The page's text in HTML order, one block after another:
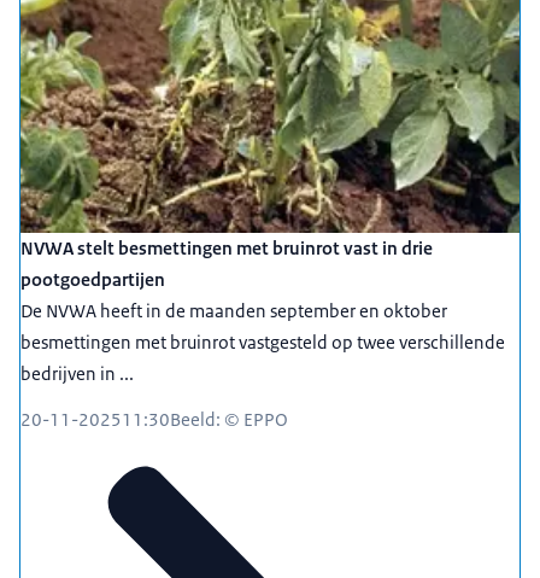
NVWA stelt besmettingen met bruinrot vast in drie
pootgoedpartijen
De NVWA heeft in de maanden september en oktober
besmettingen met bruinrot vastgesteld op twee verschillende
bedrijven in ...
20-11-202511:30Beeld: © EPPO